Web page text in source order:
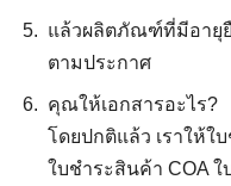
แล้วผลิตภัณฑ์ที่มีอายุ
ตามประกาศ
คุณให้เอกสารอะไร?
โดยปกติแล้ว เราให้ใ
ใบชําระสินค้า COA